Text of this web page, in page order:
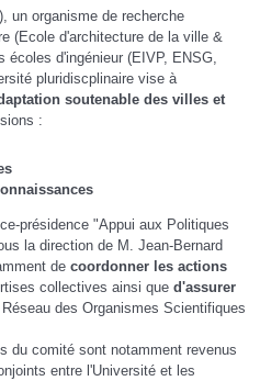
un organisme de recherche
(Ecole d'architecture de la ville &
d'ingénieur (EIVP, ENSG,
pluridiscplinaire vise à
soutenable des villes et
:
présidence "Appui aux Politiques
la direction de M. Jean-Bernard
de coordonner les actions
collectives ainsi que d'assurer
des Organismes Scientifiques
du comité sont notamment revenus
entre l'Université et les